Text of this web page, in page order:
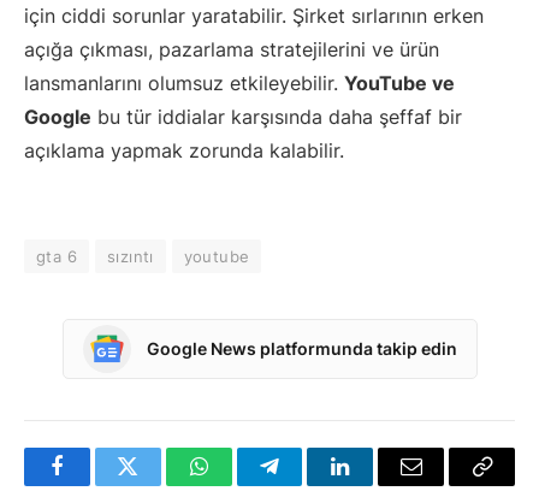
için ciddi sorunlar yaratabilir. Şirket sırlarının erken
açığa çıkması, pazarlama stratejilerini ve ürün
lansmanlarını olumsuz etkileyebilir. YouTube ve
Google bu tür iddialar karşısında daha şeffaf bir
açıklama yapmak zorunda kalabilir.
gta 6 sızıntı youtube
Google News platformunda takip edin
FacebookTwitter WhatsAppTelegramLinkedInE-